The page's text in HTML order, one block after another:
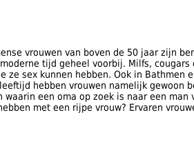
vrouwen van boven de 50 jaar zijn
tijd geheel voorbij. Milfs,
sex kunnen hebben. Ook in Bathmen
hebben vrouwen namelijk gewoon
een oma op zoek is naar een man
met een rijpe vrouw? Ervaren